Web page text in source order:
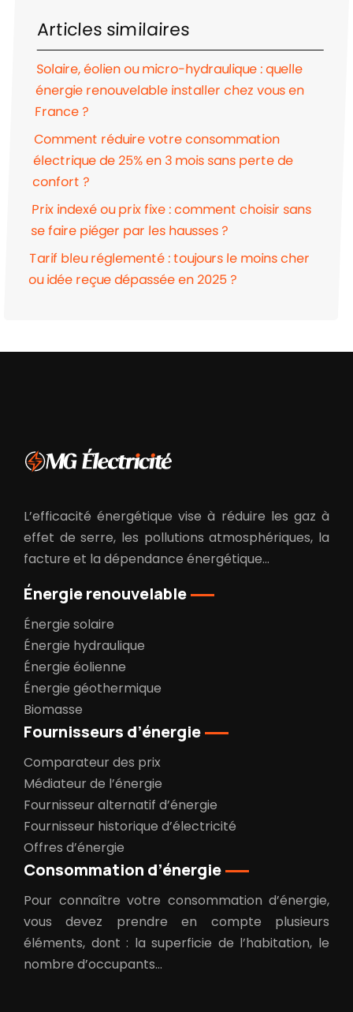
Articles similaires
Solaire, éolien ou micro-hydraulique : quelle
énergie renouvelable installer chez vous en
France ?
Comment réduire votre consommation
électrique de 25% en 3 mois sans perte de
confort ?
Prix indexé ou prix fixe : comment choisir sans
se faire piéger par les hausses ?
Tarif bleu réglementé : toujours le moins cher
ou idée reçue dépassée en 2025 ?
L’efficacité énergétique vise à réduire les gaz à
effet de serre, les pollutions atmosphériques, la
facture et la dépendance énergétique…
Énergie renouvelable
Énergie solaire
Énergie hydraulique
Énergie éolienne
Énergie géothermique
Biomasse
Fournisseurs d’énergie
Comparateur des prix
Médiateur de l’énergie
Fournisseur alternatif d’énergie
Fournisseur historique d’électricité
Offres d’énergie
Consommation d’énergie
Pour connaître votre consommation d’énergie,
vous devez prendre en compte plusieurs
éléments, dont : la superficie de l’habitation, le
nombre d’occupants…